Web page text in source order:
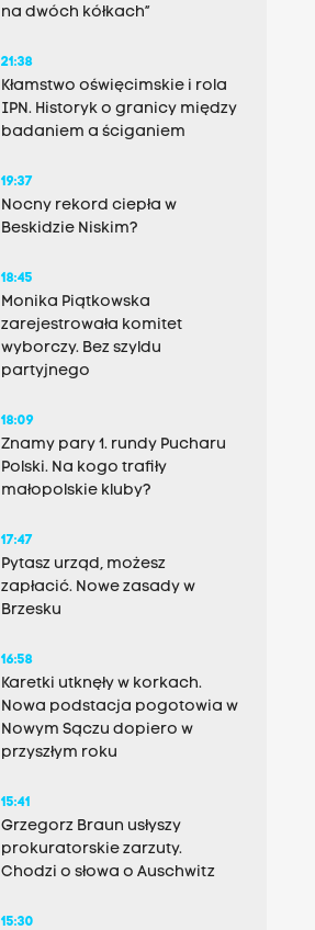
na dwóch kółkach”
21:38
Kłamstwo oświęcimskie i rola
IPN. Historyk o granicy między
badaniem a ściganiem
19:37
Nocny rekord ciepła w
Beskidzie Niskim?
18:45
Monika Piątkowska
zarejestrowała komitet
wyborczy. Bez szyldu
partyjnego
18:09
Znamy pary 1. rundy Pucharu
Polski. Na kogo trafiły
małopolskie kluby?
17:47
Pytasz urząd, możesz
zapłacić. Nowe zasady w
Brzesku
16:58
Karetki utknęły w korkach.
Nowa podstacja pogotowia w
Nowym Sączu dopiero w
przyszłym roku
15:41
Grzegorz Braun usłyszy
prokuratorskie zarzuty.
Chodzi o słowa o Auschwitz
15:30